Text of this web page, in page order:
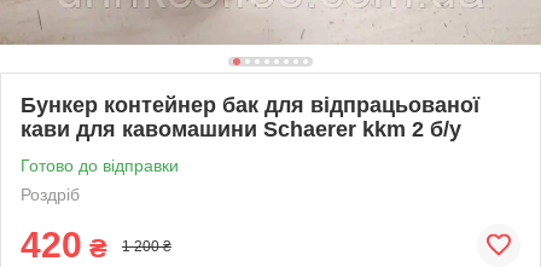
Бункер контейнер бак для відпрацьованої
кави для кавомашини Schaerer kkm 2 б/у
Готово до відправки
Роздріб
420 ₴ 1 200 ₴